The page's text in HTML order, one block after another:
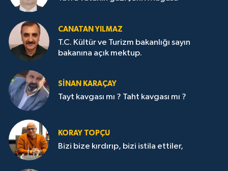
CANATAN YILMAZ
T.C. Kültür ve Turizm bakanlığı sayın
bakanına açık mektup.
SİNAN KARAÇAY
Tayt kavgası mı ? Taht kavgası mı ?
KORAY TOPÇU
Bizi bize kırdırıp, bizi istila ettiler,